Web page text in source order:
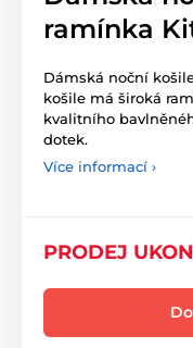
ramínka
Dámská noční
košile má široká
kvalitního
dotek.
Více informací ›
PRODEJ